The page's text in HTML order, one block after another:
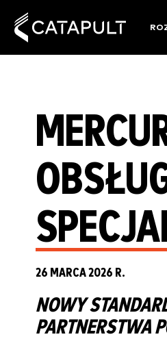
26 MARCA 2026 R.
NOWY
PARTNERSTWA